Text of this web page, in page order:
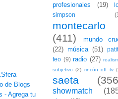
profesionales
(19)
simpson
montecarlo
(411)
mundo
(22) música (51)
feo (9) radio (27)
subjetivo (2) rincón off tv
saeta
showmatch